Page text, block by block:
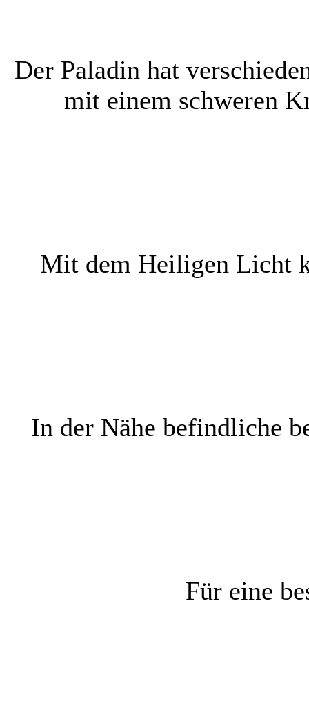
Der Paladin hat
mit einem schweren
Mit dem Heiligen Licht
In der Nähe befindliche
Für eine